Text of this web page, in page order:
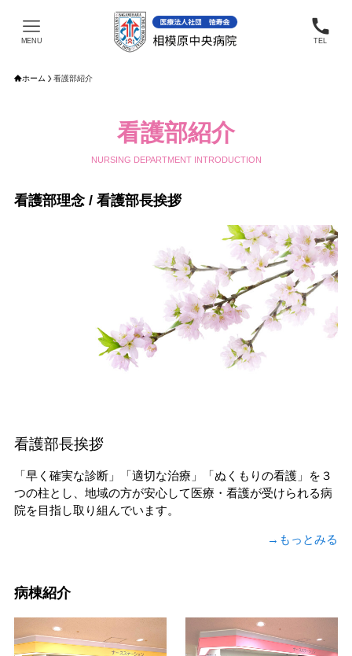
TEL
MENU
ホーム 看護部紹介
看護部紹介
NURSING DEPARTMENT INTRODUCTION
看護部理念 / 看護部長挨拶
看護部長挨拶
「早く確実な診断」「適切な治療」「ぬくもりの看護」を３
つの柱とし、地域の方が安心して医療・看護が受けられる病
院を目指し取り組んでいます。
→もっとみる
病棟紹介